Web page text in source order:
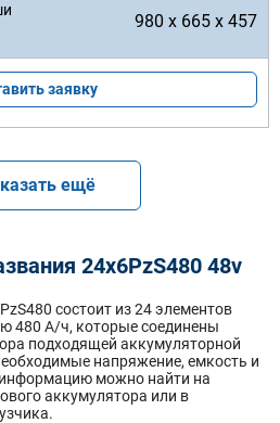
980 x 665 x 457
заявку
ещё
24х6PzS480 48v
состоит из 24 элементов
480 А/ч, которые соединены
подходящей аккумуляторной
напряжение, емкость и
можно найти на
аккумулятора или в